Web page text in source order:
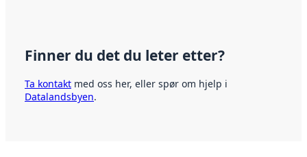
Finner du det du leter etter?
Ta kontakt med oss her, eller spør om hjelp i
Datalandsbyen.